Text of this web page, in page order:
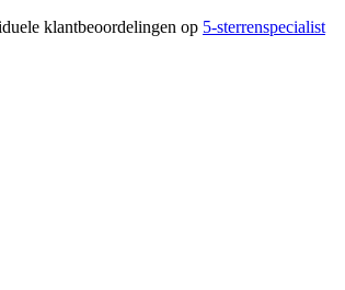
klantbeoordelingen op 5-sterrenspecialist